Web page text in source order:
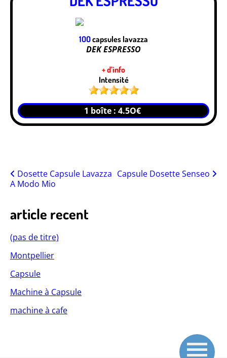
1OOcapsules lavazza
DEK ESPRESSO
+ d’info
Intensité
1 boîte : 4.5O€
Posts
Dosette Capsule Lavazza
A Modo Mio
Capsule Dosette Senseo
article recent
(pas de titre)
Montpellier
Capsule
Machine à Capsule
machine à cafe